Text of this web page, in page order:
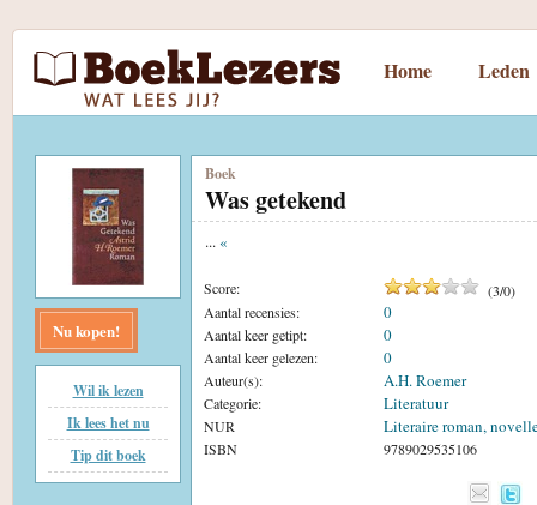
Home Leden
Nu kopen!
Wil ik lezen
Ik lees het nu
Tip dit boek
Boek
Was getekend
... «
Score: (3/0)
Aantal recensies:
0
Aantal keer getipt: 0
Aantal keer gelezen: 0
Auteur(s): A.H. Roemer
Categorie: Literatuur
NUR Literaire roman,
ISBN 9789029535106